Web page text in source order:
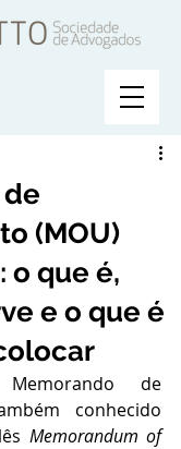
(MOU)
o que é,
e o que é
de
conhecido
Memorandum of